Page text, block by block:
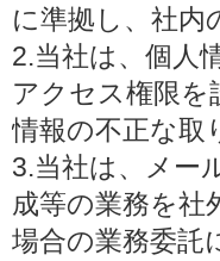
に準拠し、社内
2.当社は、個人
アクセス権限を
情報の不正な取
3.当社は、メー
成等の業務を社
場合の業務委託